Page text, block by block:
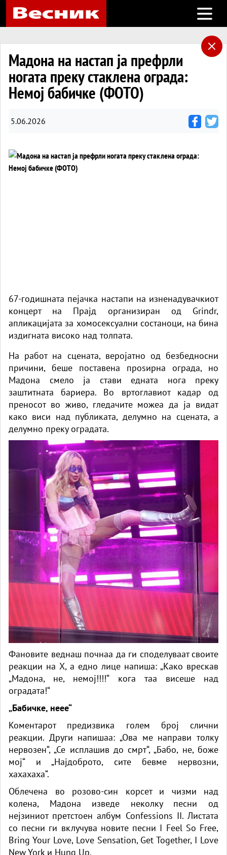
Open
Мадона на настап ја префрли
ногата преку стаклена ограда:
Немој бабичке (ФОТО)
5.06.2026
67-годишната пејачка настапи на изненадувачкиот
концерт на Прајд организиран од Grindr,
апликацијата за хомосексуални состаноци, на бина
издигната високо над толпата.
На работ на сцената, веројатно од безбедносни
причини, беше поставена проѕирна ограда, но
Мадона смело ја стави едната нога преку
заштитната бариера. Во вртоглавиот кадар од
преносот во живо, гледачите можеа да ја видат
како виси над публиката, делумно на сцената, а
делумно преку оградата.
Фановите веднаш почнаа да ги споделуваат своите
реакции на X, а едно лице напиша: „Како врескав
„Мадона, не, немој!!!!“ кога таа висеше над
оградата!“
„Бабичке, неее“
Коментарот предизвика голем број слични
реакции. Други напишаа: „Ова ме направи толку
нервозен“, „Се исплашив до смрт“, „Бабо, не, боже
мој“ и „Најдоброто, сите бевме нервозни,
хахахаха“.
Облечена во розово-син корсет и чизми над
колена, Мадона изведе неколку песни од
нејзиниот претстоен албум Confessions II. Листата
со песни ги вклучува новите песни I Feel So Free,
Bring Your Love, Love Sensation, Get Together, I Love
New York и Hung Up.